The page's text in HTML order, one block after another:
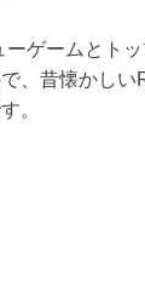
ゲームとト
、昔懐かしい
。